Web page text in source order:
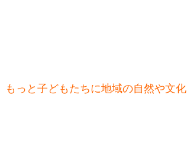
もっと子どもたちに地域の自然や文化